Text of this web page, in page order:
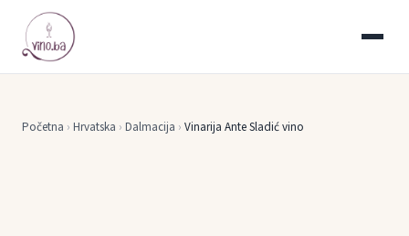
Početna › Hrvatska › Dalmacija › Vinarija Ante Sladić vino